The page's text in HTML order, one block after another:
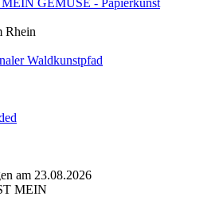
Rhein
Waldkunstpfad
am 23.08.2026